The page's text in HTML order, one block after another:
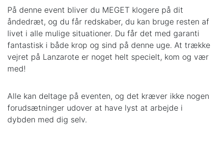
På denne event bliver du MEGET klogere på dit
åndedræt, og du får redskaber, du kan bruge resten af
livet i alle mulige situationer. Du får det med garanti
fantastisk i både krop og sind på denne uge. At trække
vejret på Lanzarote er noget helt specielt, kom og vær
med!
Alle kan deltage på eventen, og det kræver ikke nogen
forudsætninger udover at have lyst at arbejde i
dybden med dig selv.